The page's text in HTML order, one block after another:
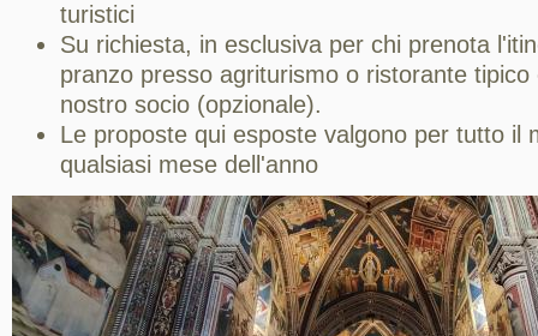
turistici
Su richiesta, in esclusiva per chi prenota
pranzo presso agriturismo o ristorante tipico
nostro socio (opzionale).
Le proposte qui esposte valgono per tutto il
qualsiasi mese dell'anno